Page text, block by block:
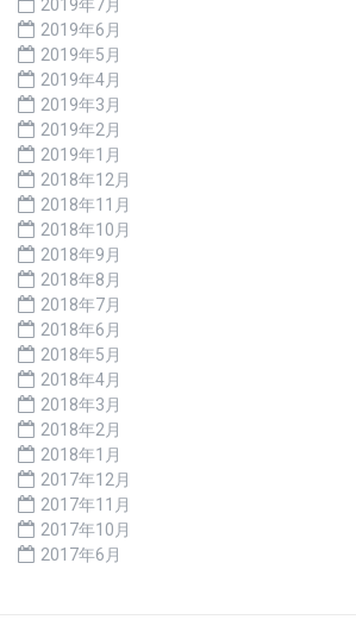
2019年7月
2019年6月
2019年5月
2019年4月
2019年3月
2019年2月
2019年1月
2018年12月
2018年11月
2018年10月
2018年9月
2018年8月
2018年7月
2018年6月
2018年5月
2018年4月
2018年3月
2018年2月
2018年1月
2017年12月
2017年11月
2017年10月
2017年6月